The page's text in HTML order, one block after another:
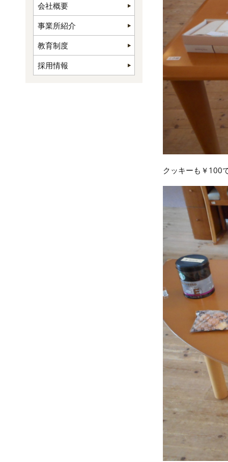
クッキーも￥
会社概要
事業所紹介
教育制度
採用情報